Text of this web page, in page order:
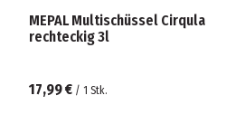
MEPAL Multischüssel Cirqula
rechteckig 3l
17,99 € / 1 Stk.